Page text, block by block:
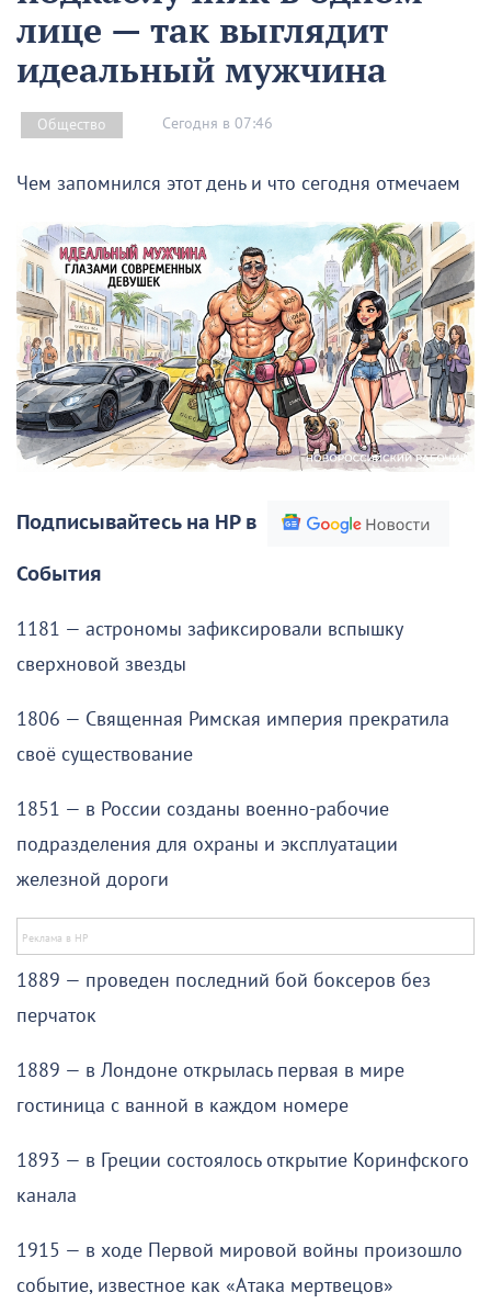
лице — так выглядит
идеальный мужчина
Общество Сегодня в 07:46
Чем запомнился этот день и что сегодня отмечаем
Подписывайтесь на НР в
События
1181 — астрономы зафиксировали вспышку
сверхновой звезды
1806 — Священная Римская империя прекратила
своё существование
1851 — в России созданы военно-рабочие
подразделения для охраны и эксплуатации
железной дороги
1889 — проведен последний бой боксеров без
перчаток
1889 — в Лондоне открылась первая в мире
гостиница с ванной в каждом номере
1893 — в Греции состоялось открытие Коринфского
канала
1915 — в ходе Первой мировой войны произошло
событие, известное как «Атака мертвецов»